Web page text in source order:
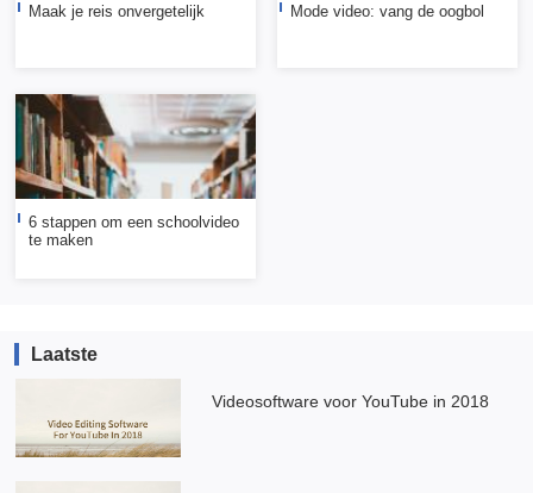
Maak je reis onvergetelijk Mode video: vang de oogbol
6 stappen om een schoolvideo
te maken
Laatste
Videosoftware voor YouTube in 2018